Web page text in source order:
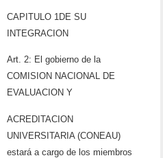
CAPITULO 1DE SU
INTEGRACION
Art. 2: El gobierno de la
COMISION NACIONAL DE
EVALUACION Y
ACREDITACION
UNIVERSITARIA (CONEAU)
estará a cargo de los miembros